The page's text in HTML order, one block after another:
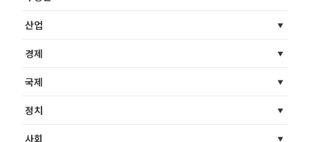
산업
경제
국제
정치
사회